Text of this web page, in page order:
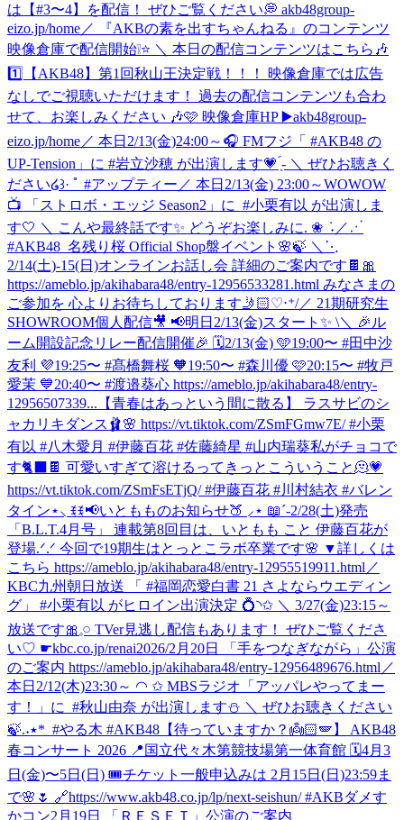
は【#3〜4】を配信！ ぜひご覧ください💭 akb48group-
eizo.jp/home／ 『AKBの素を出すちゃんねる』のコンテンツ
映像倉庫で配信開始❕⭐️ ＼ 本日の配信コンテンツはこちら🎶
1️⃣【AKB48】第1回秋山王決定戦！！！ 映像倉庫では広告
なしでご視聴いただけます！ 過去の配信コンテンツも合わ
せて、お楽しみください 🎶🩷 映像倉庫HP ▶️akb48group-
eizo.jp/home／ 本日2/13(金)24:00～🎧 FMフジ「 #AKB48 の
UP-Tension」に #岩立沙穂 が出演します💗 ̖́- ＼ ぜひお聴きく
ださい໒꒱· ﾟ #アップティー ‎／ ‎本日2/13(金) 23:00～WOWOW
📺 ‎「ストロボ・エッジ Season2」に ‎ ⁦‪#小栗有以‬⁩ が出演しま
す🤍 ‎＼ ‎こんや最終話です✨ ‎どうぞお楽しみに. ❀ ݁ ˖ ／⋰
#AKB48_名残り桜 Official Shop盤イベント🌸🍃 ＼⋱
2/14(土)-15(日)オンラインお話し会 詳細のご案内です🍫🎀
https://ameblo.jp/akihabara48/entry-12956533281.html みなさまの
ご参加を 心よりお待ちしております🤳🏻♡‧⁺/／ 21期研究生
SHOWROOM個人配信🎥 📢明日2/13(金)スタート✨ \＼ 🎉ル
ーム開設記念リレー配信開催🎉 🗓️2/13(金) 🩵19:00〜 #田中沙
友利 💜19:25〜 #髙橋舞桜 🧡19:50〜 #森川優 🩷20:15〜 #牧戸
愛茉 💙20:40〜 #渡邉葵心 https://ameblo.jp/akihabara48/entry-
12956507339... 【青春はあっという間に散る】 ラスサビのシ
ャカリキダンス🩰🌸 https://vt.tiktok.com/ZSmFGmw7E/ #小栗
有以 #八木愛月 #伊藤百花 #佐藤綺星 #山内瑞葵私がチョコで
す🐈‍⬛🍫 可愛いすぎて溶けるってきっとこういうこと🫠💗
https://vt.tiktok.com/ZSmFsETjQ/ #伊藤百花 #川村結衣 #バレン
タイン⋆⸜ ꉂꉂ📢いともものお知らせ🍑 ⸝⋆ 📖´-2/28(土)発売
「B.L.T.4月号」 連載第8回目は、いともも こと 伊藤百花が
登場.ᐟ.ᐟ 今回で19期生はとっとこラボ卒業です🌸 ▼詳しくは
こちら https://ameblo.jp/akihabara48/entry-12955519911.html ／
KBC九州朝日放送 「 #福岡恋愛白書 21 さよならウエディン
グ」 #小栗有以 がヒロイン出演決定 💍◝✩ ＼ 3/27(金)23:15～
放送です🎀𓈒𓏸 TVer見逃し配信もあります！ ぜひご覧くださ
い♡ ☛kbc.co.jp/renai2026/2月20日 「手をつなぎながら」公演
のご案内 https://ameblo.jp/akihabara48/entry-12956489676.html ‎／
‎本日2/12(木)23:30～ ◠ ✩ ‎MBSラジオ「アッパレやってまー
す！」に ‎ ⁦‪#秋山由奈‬⁩ が出演します⛄ ‎＼ ‎ぜひお聴きください
【待っていますか？👼🏻🪽】 AKB48
春コンサート 2026 📍国立代々木第競技場第一体育館 🗓️4月3
日(金)〜5日(日) 🎟️チケット一般申込みは 2月15日(日)23:59ま
で🌸🌷 🔗https://www.akb48.co.jp/lp/next-seishun/ #AKBダメす
かコン2月19日 「ＲＥＳＥＴ」公演のご案内